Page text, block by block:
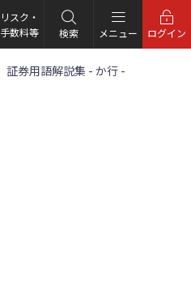
リスク・
手数料等
検索 メニュー ログイン
証券用語解説集 - か行 -